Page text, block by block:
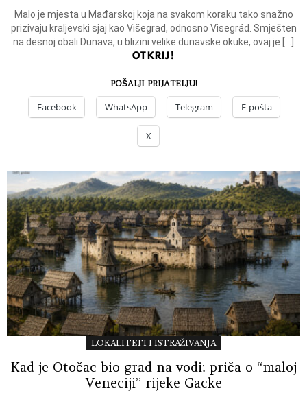
Malo je mjesta u Mađarskoj koja na svakom koraku tako snažno
prizivaju kraljevski sjaj kao Višegrad, odnosno Visegrád. Smješten
na desnoj obali Dunava, u blizini velike dunavske okuke, ovaj je […]
OTKRIJ!
POŠALJI PRIJATELJU!
Facebook WhatsApp Telegram E-pošta
X
LOKALITETI I ISTRAŽIVANJA
Kad je Otočac bio grad na vodi: priča o “maloj
Veneciji” rijeke Gacke